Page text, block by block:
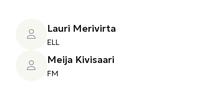
Lauri Merivirta
ELL
Meija Kivisaari
FM